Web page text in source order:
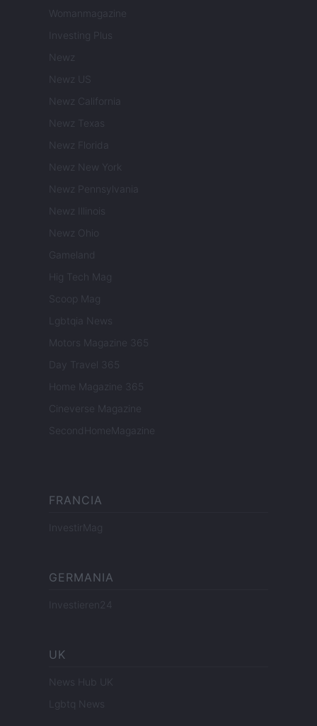
Womanmagazine
Investing Plus
Newz
Newz US
Newz California
Newz Texas
Newz Florida
Newz New York
Newz Pennsylvania
Newz Illinois
Newz Ohio
Gameland
Hig Tech Mag
Scoop Mag
Lgbtqia News
Motors Magazine 365
Day Travel 365
Home Magazine 365
Cineverse Magazine
SecondHomeMagazine
FRANCIA
InvestirMag
GERMANIA
Investieren24
UK
News Hub UK
Lgbtq News